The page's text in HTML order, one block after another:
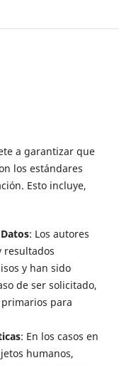
a garantizar que
los estándares
Esto incluye,
: Los autores
resultados
y han sido
de ser solicitado,
para
: En los casos en
humanos,